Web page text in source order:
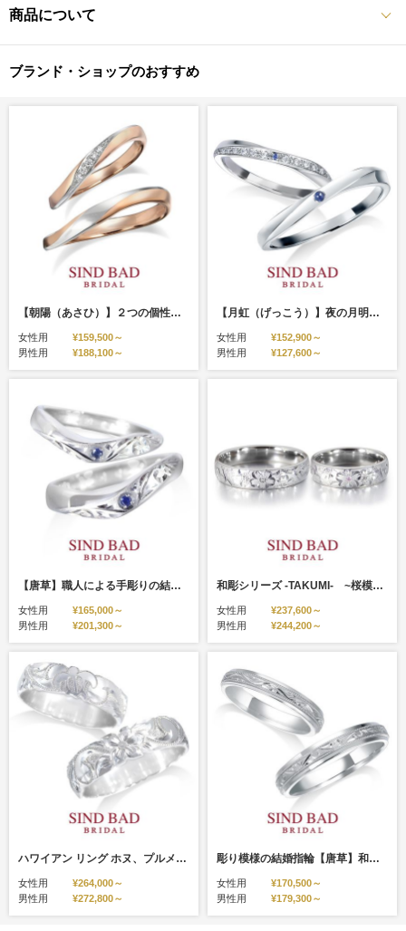
商品について
ブランド・ショップのおすすめ
【朝陽（あさひ）】２つの個性がひとつになる ピンクゴールド プラチナ コンビ
女性用
¥159,500～
男性用
¥188,100～
【月虹（げっこう）】夜の月明かりから生まれた約束のしるし サファイア
女性用
¥152,900～
男性用
¥127,600～
【唐草】職人による手彫りの結婚指輪 サファイアをアレンジ
女性用
¥165,000～
男性用
¥201,300～
和彫シリーズ -TAKUMI- ~桜模様にピンクサファイアを添えて~
女性用
¥237,600～
男性用
¥244,200～
ハワイアン リング ホヌ、プルメリア・・・職人による手彫りの結婚指輪！
女性用
¥264,000～
男性用
¥272,800～
彫り模様の結婚指輪【唐草】和彫り 職人による手彫り
女性用
¥170,500～
男性用
¥179,300～